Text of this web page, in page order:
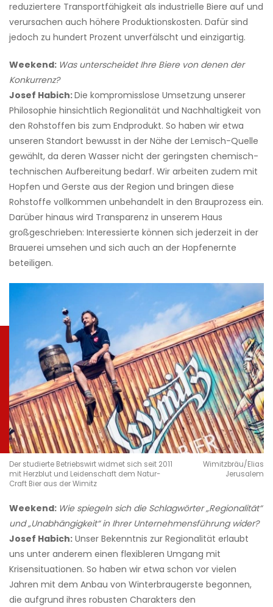
reduziertere Transportfähigkeit als industrielle Biere auf und
verursachen auch höhere Produktionskosten. Dafür sind
jedoch zu hundert Prozent unverfälscht und einzigartig.
Weekend: Was unterscheidet Ihre Biere von denen der
Konkurrenz?
Josef Habich:Die kompromisslose Umsetzung unserer
Philosophie hinsichtlich Regionalität und Nachhaltigkeit von
den Rohstoffen bis zum Endprodukt. So haben wir etwa
unseren Standort bewusst in der Nähe der Lemisch-Quelle
gewählt, da deren Wasser nicht der geringsten chemisch-
technischen Aufbereitung bedarf. Wir arbeiten zudem mit
Hopfen und Gerste aus der Region und bringen diese
Rohstoffe vollkommen unbehandelt in den Brauprozess ein.
Darüber hinaus wird Transparenz in unserem Haus
großgeschrieben: Interessierte können sich jederzeit in der
Brauerei umsehen und sich auch an der Hopfenernte
beteiligen.
Der studierte Betriebswirt widmet sich seit 2011
mit Herzblut und Leidenschaft dem Natur-
Craft Bier aus der Wimitz
Wimitzbräu/Elias
Jerusalem
Weekend: Wie spiegeln sich die Schlagwörter „Regionalität“
und „Unabhängigkeit“ in Ihrer Unternehmensführung wider?
Josef Habich: Unser Bekenntnis zur Regionalität erlaubt
uns unter anderem einen flexibleren Umgang mit
Krisensituationen. So haben wir etwa schon vor vielen
Jahren mit dem Anbau von Winterbraugerste begonnen,
die aufgrund ihres robusten Charakters den